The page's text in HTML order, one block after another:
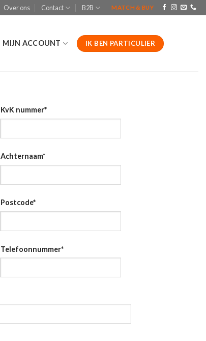
Over ons Contact B2B MATCH & BUY
MIJN ACCOUNT IK BEN PARTICULIER
KvK nummer*
Achternaam*
Postcode*
Telefoonnummer*